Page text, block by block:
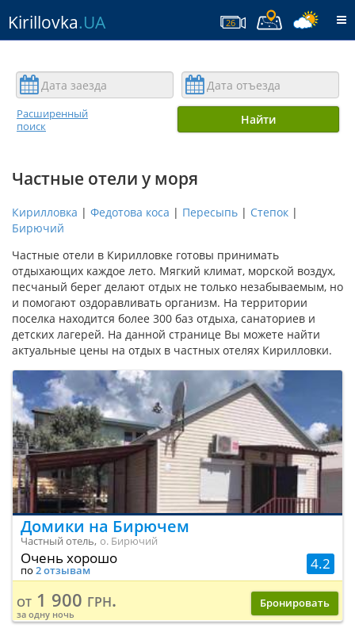
Kirillovka.UA 26
Расширенный
поиск
Найти
Частные отели у моря
Кирилловка | Федотова коса | Пересыпь | Степок |
Бирючий
Частные отели в Кирилловке готовы принимать
отдыхающих каждое лето. Мягкий климат, морской воздух,
песчаный берег делают отдых не только незабываемым, но
и помогают оздоравливать организм. На территории
поселка находится более 300 баз отдыха, санаториев и
детских лагерей. На данной странице Вы можете найти
актуальные цены на отдых в частных отелях Кирилловки.
Домики на Бирючем
Частный отель, о. Бирючий
4.2
Очень хорошо
по 2 отзывам
от 1 900 грн.
за одну ночь
Бронировать